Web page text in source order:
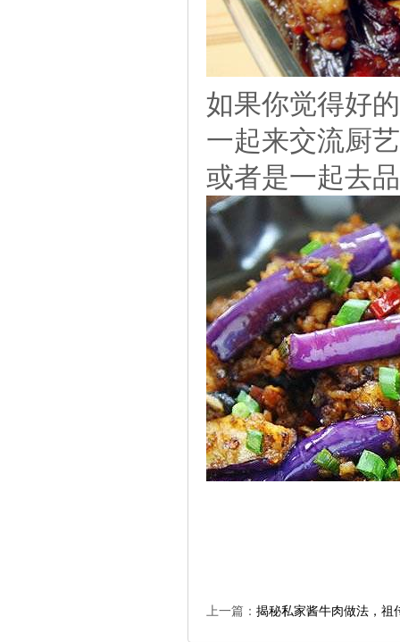
如果你觉得好
一起来交流厨
或者是一起去
上一篇： 揭秘私家酱牛肉做法，祖